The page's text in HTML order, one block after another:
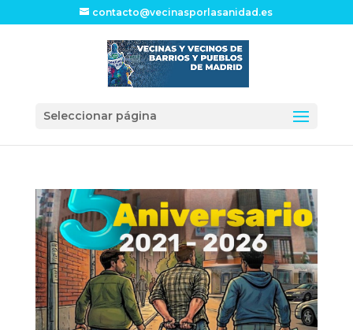
contacto@vecinasporlasanidad.es
Seleccionar página